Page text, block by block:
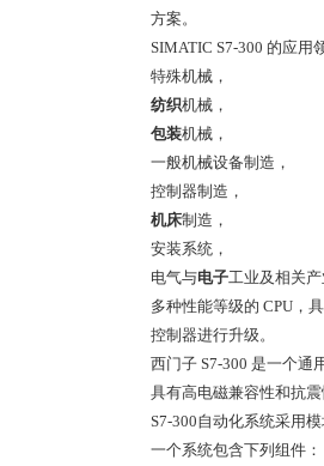
方案。
SIMATIC S7-300 的应用
特殊机械，
纺织机械，
包装机械，
一般机械设备制造，
控制器制造，
机床制造，
安装系统，
电气与电子工业及相关
多种性能等级的 CPU，
控制器进行升级。
西门子 S7-300 是一个通
具有高电磁兼容性和抗
S7-300自动化系统采用
一个系统包含下列组件：